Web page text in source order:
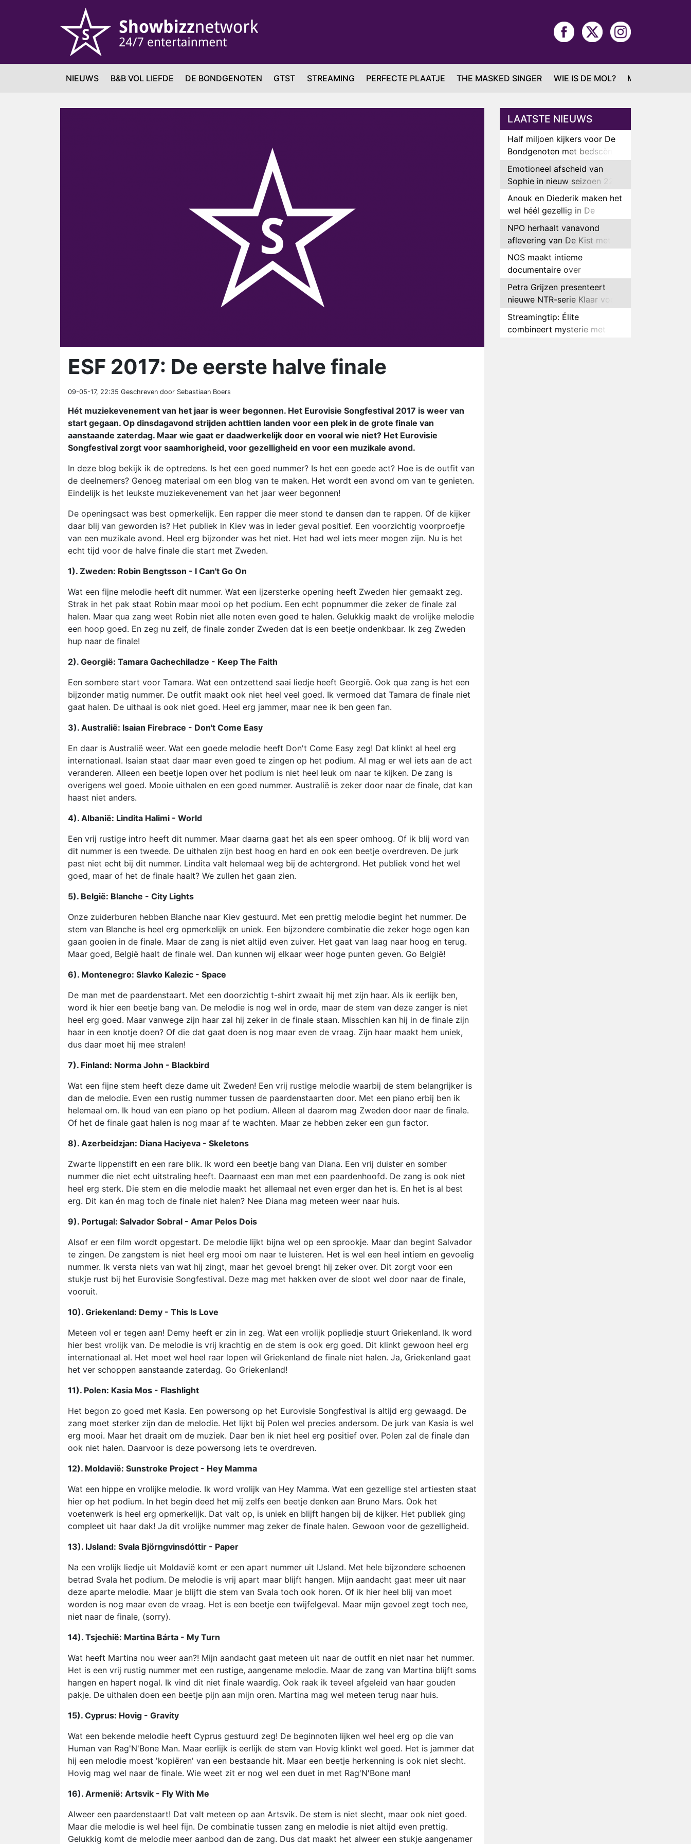
NIEUWS B&B VOL LIEFDE DE BONDGENOTEN GTST STREAMING PERFECTE PLAATJE THE MASKED SINGER WIE IS DE MOL? MAFS
ESF 2017: De eerste halve finale
09-05-17, 22:35 Geschreven door Sebastiaan Boers
Hét muziekevenement van het jaar is weer begonnen. Het Eurovisie Songfestival 2017 is weer van
start gegaan. Op dinsdagavond strijden achttien landen voor een plek in de grote finale van
aanstaande zaterdag. Maar wie gaat er daadwerkelijk door en vooral wie niet? Het Eurovisie
Songfestival zorgt voor saamhorigheid, voor gezelligheid en voor een muzikale avond.
In deze blog bekijk ik de optredens. Is het een goed nummer? Is het een goede act? Hoe is de outfit van
de deelnemers? Genoeg materiaal om een blog van te maken. Het wordt een avond om van te genieten.
Eindelijk is het leukste muziekevenement van het jaar weer begonnen!
De openingsact was best opmerkelijk. Een rapper die meer stond te dansen dan te rappen. Of de kijker
daar blij van geworden is? Het publiek in Kiev was in ieder geval positief. Een voorzichtig voorproefje
van een muzikale avond. Heel erg bijzonder was het niet. Het had wel iets meer mogen zijn. Nu is het
echt tijd voor de halve finale die start met Zweden.
1). Zweden: Robin Bengtsson - I Can't Go On
Wat een fijne melodie heeft dit nummer. Wat een ijzersterke opening heeft Zweden hier gemaakt zeg.
Strak in het pak staat Robin maar mooi op het podium. Een echt popnummer die zeker de finale zal
halen. Maar qua zang weet Robin niet alle noten even goed te halen. Gelukkig maakt de vrolijke melodie
een hoop goed. En zeg nu zelf, de finale zonder Zweden dat is een beetje ondenkbaar. Ik zeg Zweden
hup naar de finale!
2). Georgië: Tamara Gachechiladze - Keep The Faith
Een sombere start voor Tamara. Wat een ontzettend saai liedje heeft Georgië. Ook qua zang is het een
bijzonder matig nummer. De outfit maakt ook niet heel veel goed. Ik vermoed dat Tamara de finale niet
gaat halen. De uithaal is ook niet goed. Heel erg jammer, maar nee ik ben geen fan.
3). Australië: Isaian Firebrace - Don't Come Easy
En daar is Australië weer. Wat een goede melodie heeft Don't Come Easy zeg! Dat klinkt al heel erg
internationaal. Isaian staat daar maar even goed te zingen op het podium. Al mag er wel iets aan de act
veranderen. Alleen een beetje lopen over het podium is niet heel leuk om naar te kijken. De zang is
overigens wel goed. Mooie uithalen en een goed nummer. Australië is zeker door naar de finale, dat kan
haast niet anders.
4). Albanië: Lindita Halimi - World
Een vrij rustige intro heeft dit nummer. Maar daarna gaat het als een speer omhoog. Of ik blij word van
dit nummer is een tweede. De uithalen zijn best hoog en hard en ook een beetje overdreven. De jurk
past niet echt bij dit nummer. Lindita valt helemaal weg bij de achtergrond. Het publiek vond het wel
goed, maar of het de finale haalt? We zullen het gaan zien.
5). België: Blanche - City Lights
Onze zuiderburen hebben Blanche naar Kiev gestuurd. Met een prettig melodie begint het nummer. De
stem van Blanche is heel erg opmerkelijk en uniek. Een bijzondere combinatie die zeker hoge ogen kan
gaan gooien in de finale. Maar de zang is niet altijd even zuiver. Het gaat van laag naar hoog en terug.
Maar goed, België haalt de finale wel. Dan kunnen wij elkaar weer hoge punten geven. Go België!
6). Montenegro: Slavko Kalezic - Space
De man met de paardenstaart. Met een doorzichtig t-shirt zwaait hij met zijn haar. Als ik eerlijk ben,
word ik hier een beetje bang van. De melodie is nog wel in orde, maar de stem van deze zanger is niet
heel erg goed. Maar vanwege zijn haar zal hij zeker in de finale staan. Misschien kan hij in de finale zijn
haar in een knotje doen? Of die dat gaat doen is nog maar even de vraag. Zijn haar maakt hem uniek,
dus daar moet hij mee stralen!
7). Finland: Norma John - Blackbird
Wat een fijne stem heeft deze dame uit Zweden! Een vrij rustige melodie waarbij de stem belangrijker is
dan de melodie. Even een rustig nummer tussen de paardenstaarten door. Met een piano erbij ben ik
helemaal om. Ik houd van een piano op het podium. Alleen al daarom mag Zweden door naar de finale.
Of het de finale gaat halen is nog maar af te wachten. Maar ze hebben zeker een gun factor.
8). Azerbeidzjan: Diana Haciyeva - Skeletons
Zwarte lippenstift en een rare blik. Ik word een beetje bang van Diana. Een vrij duister en somber
nummer die niet echt uitstraling heeft. Daarnaast een man met een paardenhoofd. De zang is ook niet
heel erg sterk. Die stem en die melodie maakt het allemaal net even erger dan het is. En het is al best
erg. Dit kan én mag toch de finale niet halen? Nee Diana mag meteen weer naar huis.
9). Portugal: Salvador Sobral - Amar Pelos Dois
Alsof er een film wordt opgestart. De melodie lijkt bijna wel op een sprookje. Maar dan begint Salvador
te zingen. De zangstem is niet heel erg mooi om naar te luisteren. Het is wel een heel intiem en gevoelig
nummer. Ik versta niets van wat hij zingt, maar het gevoel brengt hij zeker over. Dit zorgt voor een
stukje rust bij het Eurovisie Songfestival. Deze mag met hakken over de sloot wel door naar de finale,
vooruit.
10). Griekenland: Demy - This Is Love
Meteen vol er tegen aan! Demy heeft er zin in zeg. Wat een vrolijk popliedje stuurt Griekenland. Ik word
hier best vrolijk van. De melodie is vrij krachtig en de stem is ook erg goed. Dit klinkt gewoon heel erg
internationaal al. Het moet wel heel raar lopen wil Griekenland de finale niet halen. Ja, Griekenland gaat
het ver schoppen aanstaande zaterdag. Go Griekenland!
11). Polen: Kasia Mos - Flashlight
Het begon zo goed met Kasia. Een powersong op het Eurovisie Songfestival is altijd erg gewaagd. De
zang moet sterker zijn dan de melodie. Het lijkt bij Polen wel precies andersom. De jurk van Kasia is wel
erg mooi. Maar het draait om de muziek. Daar ben ik niet heel erg positief over. Polen zal de finale dan
ook niet halen. Daarvoor is deze powersong iets te overdreven.
12). Moldavië: Sunstroke Project - Hey Mamma
Wat een hippe en vrolijke melodie. Ik word vrolijk van Hey Mamma. Wat een gezellige stel artiesten staat
hier op het podium. In het begin deed het mij zelfs een beetje denken aan Bruno Mars. Ook het
voetenwerk is heel erg opmerkelijk. Dat valt op, is uniek en blijft hangen bij de kijker. Het publiek ging
compleet uit haar dak! Ja dit vrolijke nummer mag zeker de finale halen. Gewoon voor de gezelligheid.
13). IJsland: Svala Björngvinsdóttir - Paper
Na een vrolijk liedje uit Moldavië komt er een apart nummer uit IJsland. Met hele bijzondere schoenen
betrad Svala het podium. De melodie is vrij apart maar blijft hangen. Mijn aandacht gaat meer uit naar
deze aparte melodie. Maar je blijft die stem van Svala toch ook horen. Of ik hier heel blij van moet
worden is nog maar even de vraag. Het is een beetje een twijfelgeval. Maar mijn gevoel zegt toch nee,
niet naar de finale, (sorry).
14). Tsjechië: Martina Bárta - My Turn
Wat heeft Martina nou weer aan?! Mijn aandacht gaat meteen uit naar de outfit en niet naar het nummer.
Het is een vrij rustig nummer met een rustige, aangename melodie. Maar de zang van Martina blijft soms
hangen en hapert nogal. Ik vind dit niet finale waardig. Ook raak ik teveel afgeleid van haar gouden
pakje. De uithalen doen een beetje pijn aan mijn oren. Martina mag wel meteen terug naar huis.
15). Cyprus: Hovig - Gravity
Wat een bekende melodie heeft Cyprus gestuurd zeg! De beginnoten lijken wel heel erg op die van
Human van Rag'N'Bone Man. Maar eerlijk is eerlijk de stem van Hovig klinkt wel goed. Het is jammer dat
hij een melodie moest 'kopiëren' van een bestaande hit. Maar een beetje herkenning is ook niet slecht.
Hovig mag wel naar de finale. Wie weet zit er nog wel een duet in met Rag'N'Bone man!
16). Armenië: Artsvik - Fly With Me
Alweer een paardenstaart! Dat valt meteen op aan Artsvik. De stem is niet slecht, maar ook niet goed.
Maar die melodie is wel heel fijn. De combinatie tussen zang en melodie is niet altijd even prettig.
Gelukkig komt de melodie meer aanbod dan de zang. Dus dat maakt het alweer een stukje aangenamer
LAATSTE NIEUWS
Half miljoen kijkers voor De
Bondgenoten met bedscène
van Anouk en Diederik
Emotioneel afscheid van
Sophie in nieuw seizoen 22
Kids and Counting
Anouk en Diederik maken het
wel héél gezellig in De
Bondgenoten
NPO herhaalt vanavond
aflevering van De Kist met
Peter Faber
NOS maakt intieme
documentaire over
hockeyster Yibbi Jansen
Petra Grijzen presenteert
nieuwe NTR-serie Klaar voor
de oorlog
Streamingtip: Élite
combineert mysterie met